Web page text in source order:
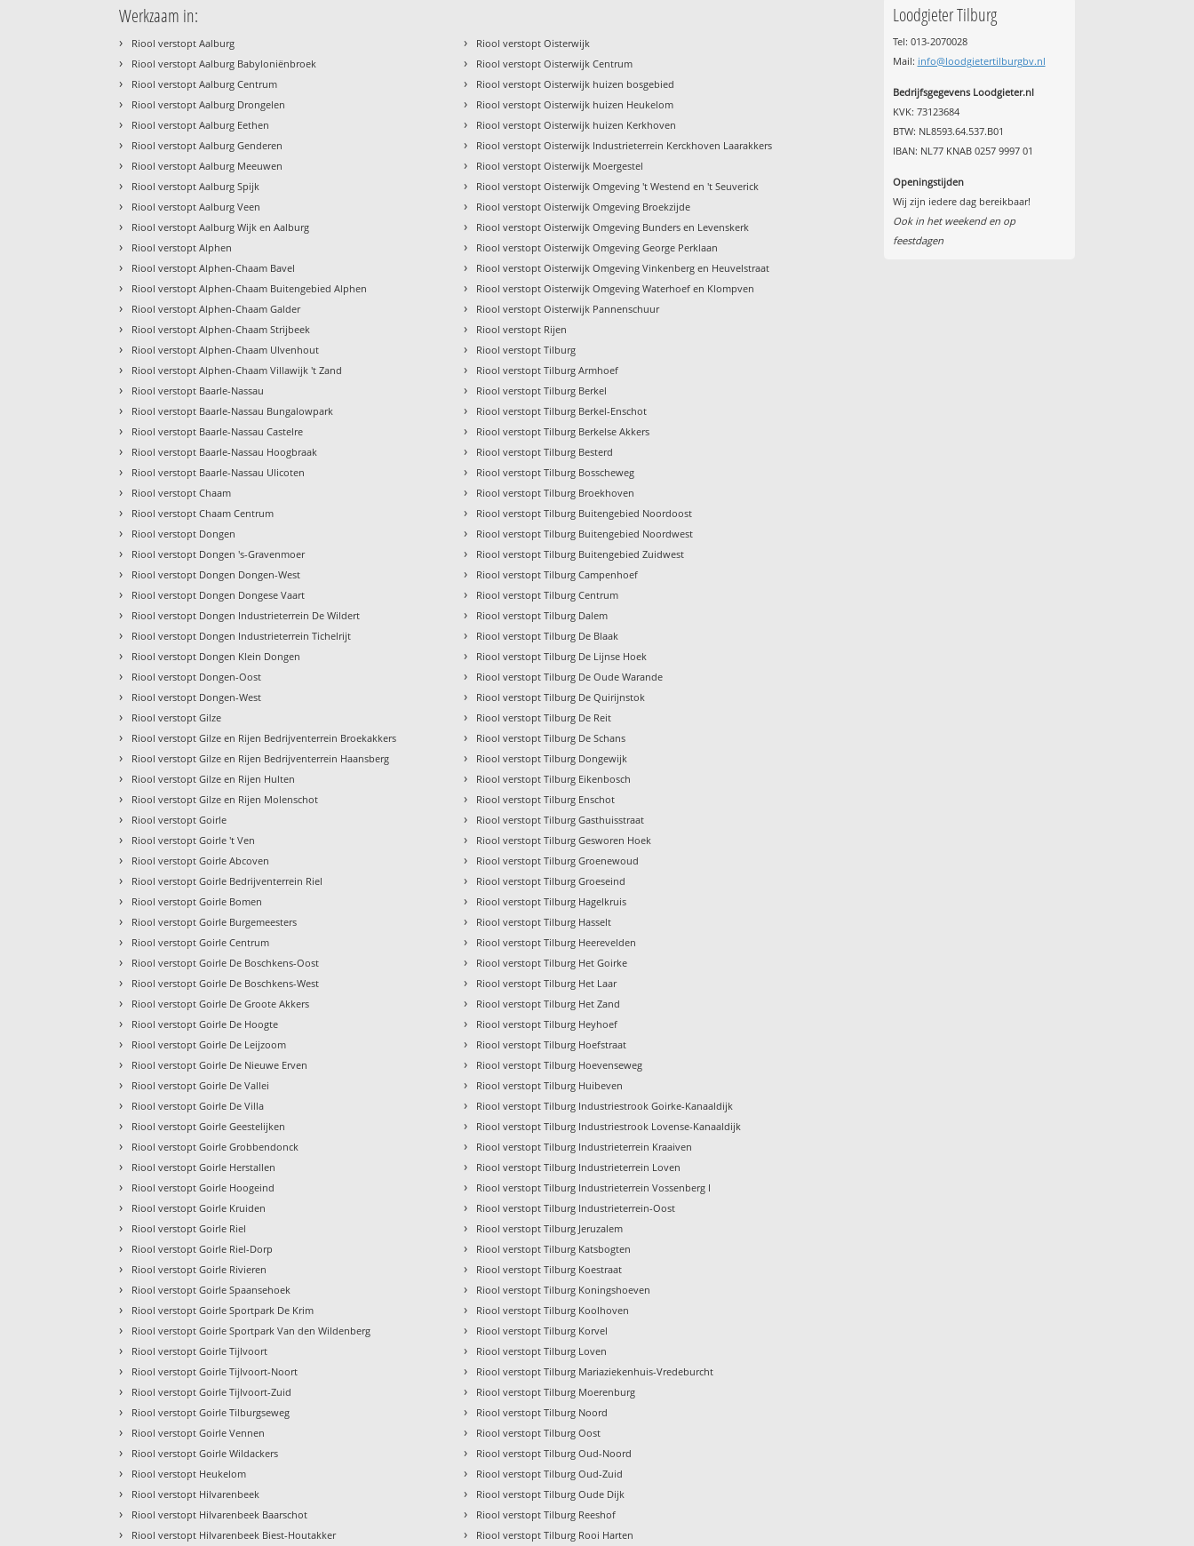
Werkzaam in:
› Riool verstopt Aalburg
› Riool verstopt Aalburg Babyloniënbroek
› Riool verstopt Aalburg Centrum
› Riool verstopt Aalburg Drongelen
› Riool verstopt Aalburg Eethen
› Riool verstopt Aalburg Genderen
› Riool verstopt Aalburg Meeuwen
› Riool verstopt Aalburg Spijk
› Riool verstopt Aalburg Veen
› Riool verstopt Aalburg Wijk en Aalburg
› Riool verstopt Alphen
› Riool verstopt Alphen-Chaam Bavel
› Riool verstopt Alphen-Chaam Buitengebied Alphen
› Riool verstopt Alphen-Chaam Galder
› Riool verstopt Alphen-Chaam Strijbeek
› Riool verstopt Alphen-Chaam Ulvenhout
› Riool verstopt Alphen-Chaam Villawijk 't Zand
› Riool verstopt Baarle-Nassau
› Riool verstopt Baarle-Nassau Bungalowpark
› Riool verstopt Baarle-Nassau Castelre
› Riool verstopt Baarle-Nassau Hoogbraak
› Riool verstopt Baarle-Nassau Ulicoten
› Riool verstopt Chaam
› Riool verstopt Chaam Centrum
› Riool verstopt Dongen
› Riool verstopt Dongen 's-Gravenmoer
› Riool verstopt Dongen Dongen-West
› Riool verstopt Dongen Dongese Vaart
› Riool verstopt Dongen Industrieterrein De Wildert
› Riool verstopt Dongen Industrieterrein Tichelrijt
› Riool verstopt Dongen Klein Dongen
› Riool verstopt Dongen-Oost
› Riool verstopt Dongen-West
› Riool verstopt Gilze
› Riool verstopt Gilze en Rijen Bedrijventerrein Broekakkers
› Riool verstopt Gilze en Rijen Bedrijventerrein Haansberg
› Riool verstopt Gilze en Rijen Hulten
› Riool verstopt Gilze en Rijen Molenschot
› Riool verstopt Goirle
› Riool verstopt Goirle 't Ven
› Riool verstopt Goirle Abcoven
› Riool verstopt Goirle Bedrijventerrein Riel
› Riool verstopt Goirle Bomen
› Riool verstopt Goirle Burgemeesters
› Riool verstopt Goirle Centrum
› Riool verstopt Goirle De Boschkens-Oost
› Riool verstopt Goirle De Boschkens-West
› Riool verstopt Goirle De Groote Akkers
› Riool verstopt Goirle De Hoogte
› Riool verstopt Goirle De Leijzoom
› Riool verstopt Goirle De Nieuwe Erven
› Riool verstopt Goirle De Vallei
› Riool verstopt Goirle De Villa
› Riool verstopt Goirle Geestelijken
› Riool verstopt Goirle Grobbendonck
› Riool verstopt Goirle Herstallen
› Riool verstopt Goirle Hoogeind
› Riool verstopt Goirle Kruiden
› Riool verstopt Goirle Riel
› Riool verstopt Goirle Riel-Dorp
› Riool verstopt Goirle Rivieren
› Riool verstopt Goirle Spaansehoek
› Riool verstopt Goirle Sportpark De Krim
› Riool verstopt Goirle Sportpark Van den Wildenberg
› Riool verstopt Goirle Tijlvoort
› Riool verstopt Goirle Tijlvoort-Noort
› Riool verstopt Goirle Tijlvoort-Zuid
› Riool verstopt Goirle Tilburgseweg
› Riool verstopt Goirle Vennen
› Riool verstopt Goirle Wildackers
› Riool verstopt Heukelom
› Riool verstopt Hilvarenbeek
› Riool verstopt Hilvarenbeek Baarschot
› Riool verstopt Hilvarenbeek Biest-Houtakker
› Riool verstopt Oisterwijk
› Riool verstopt Oisterwijk Centrum
› Riool verstopt Oisterwijk huizen bosgebied
› Riool verstopt Oisterwijk huizen Heukelom
› Riool verstopt Oisterwijk huizen Kerkhoven
› Riool verstopt Oisterwijk Industrieterrein Kerckhoven Laarakkers
› Riool verstopt Oisterwijk Moergestel
› Riool verstopt Oisterwijk Omgeving 't Westend en 't Seuverick
› Riool verstopt Oisterwijk Omgeving Broekzijde
› Riool verstopt Oisterwijk Omgeving Bunders en Levenskerk
› Riool verstopt Oisterwijk Omgeving George Perklaan
› Riool verstopt Oisterwijk Omgeving Vinkenberg en Heuvelstraat
› Riool verstopt Oisterwijk Omgeving Waterhoef en Klompven
› Riool verstopt Oisterwijk Pannenschuur
› Riool verstopt Rijen
› Riool verstopt Tilburg
› Riool verstopt Tilburg Armhoef
› Riool verstopt Tilburg Berkel
› Riool verstopt Tilburg Berkel-Enschot
› Riool verstopt Tilburg Berkelse Akkers
› Riool verstopt Tilburg Besterd
› Riool verstopt Tilburg Bosscheweg
› Riool verstopt Tilburg Broekhoven
› Riool verstopt Tilburg Buitengebied Noordoost
› Riool verstopt Tilburg Buitengebied Noordwest
› Riool verstopt Tilburg Buitengebied Zuidwest
› Riool verstopt Tilburg Campenhoef
› Riool verstopt Tilburg Centrum
› Riool verstopt Tilburg Dalem
› Riool verstopt Tilburg De Blaak
› Riool verstopt Tilburg De Lijnse Hoek
› Riool verstopt Tilburg De Oude Warande
› Riool verstopt Tilburg De Quirijnstok
› Riool verstopt Tilburg De Reit
› Riool verstopt Tilburg De Schans
› Riool verstopt Tilburg Dongewijk
› Riool verstopt Tilburg Eikenbosch
› Riool verstopt Tilburg Enschot
› Riool verstopt Tilburg Gasthuisstraat
› Riool verstopt Tilburg Gesworen Hoek
› Riool verstopt Tilburg Groenewoud
› Riool verstopt Tilburg Groeseind
› Riool verstopt Tilburg Hagelkruis
› Riool verstopt Tilburg Hasselt
› Riool verstopt Tilburg Heerevelden
› Riool verstopt Tilburg Het Goirke
› Riool verstopt Tilburg Het Laar
› Riool verstopt Tilburg Het Zand
› Riool verstopt Tilburg Heyhoef
› Riool verstopt Tilburg Hoefstraat
› Riool verstopt Tilburg Hoevenseweg
› Riool verstopt Tilburg Huibeven
› Riool verstopt Tilburg Industriestrook Goirke-Kanaaldijk
› Riool verstopt Tilburg Industriestrook Lovense-Kanaaldijk
› Riool verstopt Tilburg Industrieterrein Kraaiven
› Riool verstopt Tilburg Industrieterrein Loven
› Riool verstopt Tilburg Industrieterrein Vossenberg I
› Riool verstopt Tilburg Industrieterrein-Oost
› Riool verstopt Tilburg Jeruzalem
› Riool verstopt Tilburg Katsbogten
› Riool verstopt Tilburg Koestraat
› Riool verstopt Tilburg Koningshoeven
› Riool verstopt Tilburg Koolhoven
› Riool verstopt Tilburg Korvel
› Riool verstopt Tilburg Loven
› Riool verstopt Tilburg Mariaziekenhuis-Vredeburcht
› Riool verstopt Tilburg Moerenburg
› Riool verstopt Tilburg Noord
› Riool verstopt Tilburg Oost
› Riool verstopt Tilburg Oud-Noord
› Riool verstopt Tilburg Oud-Zuid
› Riool verstopt Tilburg Oude Dijk
› Riool verstopt Tilburg Reeshof
› Riool verstopt Tilburg Rooi Harten
Loodgieter Tilburg
Tel: 013-2070028
Mail: info@loodgietertilburgbv.nl
Bedrijfsgegevens Loodgieter.nl
KVK: 73123684
BTW: NL8593.64.537.B01
IBAN: NL77 KNAB 0257 9997 01
Openingstijden
Wij zijn iedere dag bereikbaar!
Ook in het weekend en op
feestdagen